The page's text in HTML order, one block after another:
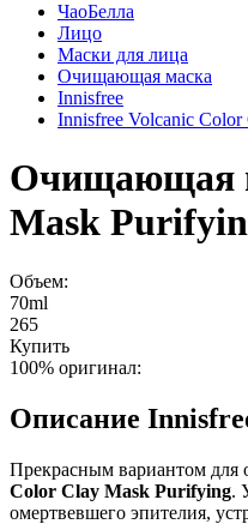
ЧаоБелла
Лицо
Маски для лица
Очищающая маска
Innisfree
Innisfree Volcanic
Очищающая
Mask
Объем:
70ml
265
Купить
100% оригинал:
Описание
Прекрасным вариантом для
Color Clay Mask Purifying.
омертвевшего эпителия,